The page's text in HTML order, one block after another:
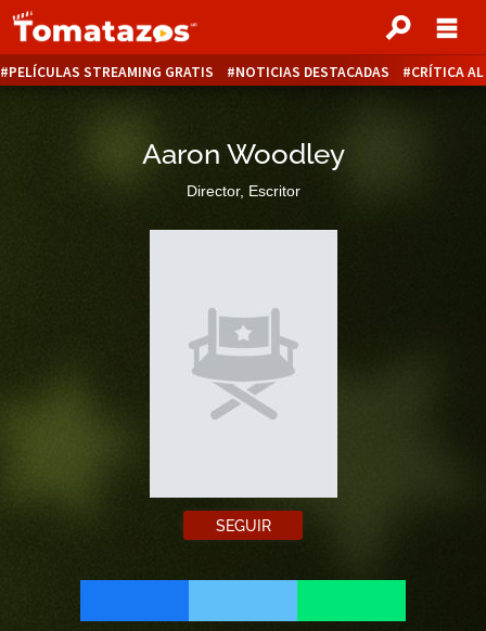
PELÍCULAS STREAMING GRATIS NOTICIAS DESTACADAS CRÍTICA
Aaron Woodley
Director, Escritor
SEGUIR